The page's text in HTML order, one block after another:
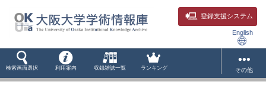
登録支援システム
English
検索画面選択 利用案内 収録雑誌一覧 ランキング その他